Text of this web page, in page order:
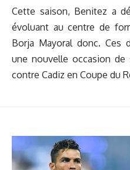
Cette saison, Benitez a
évoluant au centre de
Borja Mayoral donc. Ces
une nouvelle occasion
contre Cadiz en Coupe du